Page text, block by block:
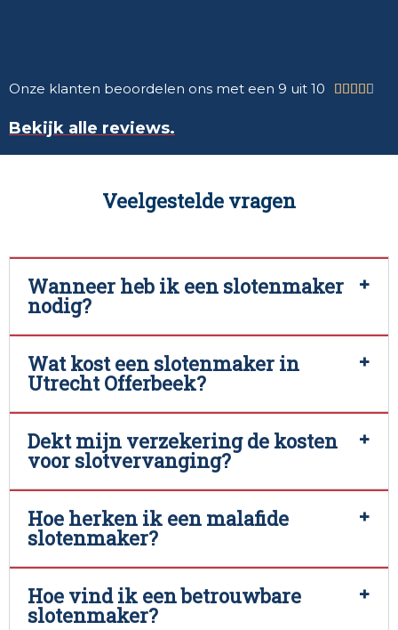
Onze klanten beoordelen ons met een 9 uit 10     
Bekijk alle reviews.
Veelgestelde vragen
Wanneer heb ik een slotenmaker
nodig?
Wat kost een slotenmaker in
Utrecht Offerbeek?
Dekt mijn verzekering de kosten
voor slotvervanging?
Hoe herken ik een malafide
slotenmaker?
Hoe vind ik een betrouwbare
slotenmaker?